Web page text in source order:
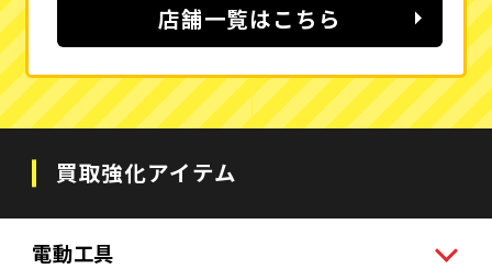
店舗一覧はこちら
買取強化アイテム
電動工具